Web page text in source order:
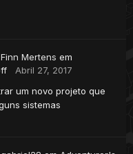
Finn Mertens em
Abril 27, 2017
um novo projeto que
sistemas